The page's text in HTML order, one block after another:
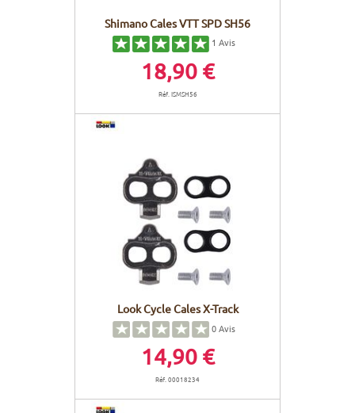
Shimano Cales VTT SPD SH56
1 Avis
18,90 €
Réf. ISMSH56
Look Cycle Cales X-Track
0Avis
14,90 €
Réf. 00018234